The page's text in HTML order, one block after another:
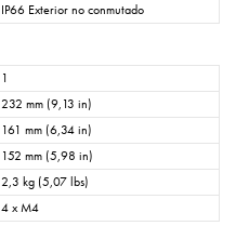
IP66 Exterior no conmutado
1
232 mm (9,13 in)
161 mm (6,34 in)
152 mm (5,98 in)
2,3 kg (5,07 lbs)
4 x M4